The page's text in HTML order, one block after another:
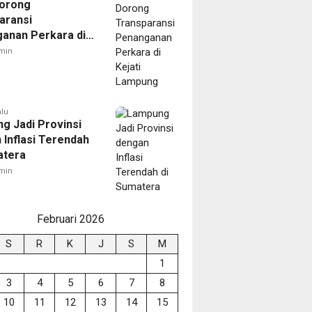
Perkara di
Jadi Provinsi
Inflasi Terendah
Februari 2026
S R K J S
M
1
3 4 5 6 7
8
10 11 12 13 14
15